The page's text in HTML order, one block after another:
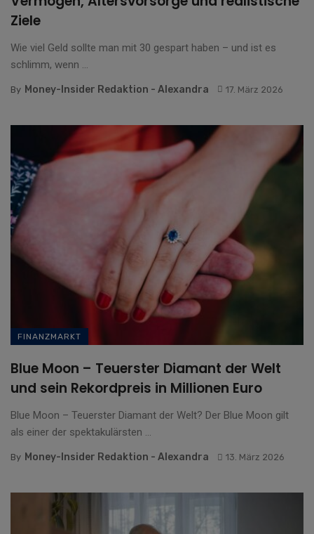
Ziele
Wie viel Geld sollte man mit 30 gespart haben – und ist es
schlimm, wenn ...
By Money-Insider Redaktion - Alexandra 17. März 2026
FINANZMARKT
Blue Moon – Teuerster Diamant der Welt
und sein Rekordpreis in Millionen Euro
Blue Moon – Teuerster Diamant der Welt? Der Blue Moon gilt
als einer der spektakulärsten ...
By Money-Insider Redaktion - Alexandra 13. März 2026